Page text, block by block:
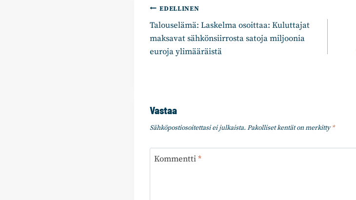
Artikkelien
selaus
EDELLINEN
Talouselämä: Laskelma osoittaa: Kuluttajat
maksavat sähkönsiirrosta satoja miljoonia
euroja ylimääräistä
Vastaa
Sähköpostiosoitettasi ei julkaista. Pakolliset kentät on merkitty*
Kommentti*